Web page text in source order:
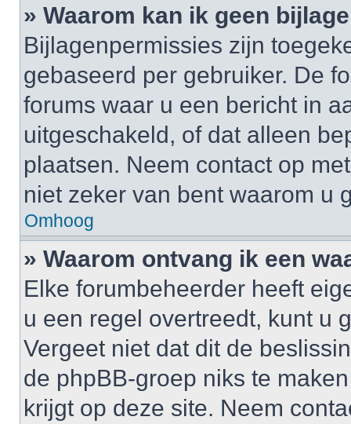
» Waarom kan ik geen
Bijlagenpermissies zijn
gebaseerd per gebruiker. De
forums waar u een bericht in
uitgeschakeld, of dat alleen
plaatsen. Neem contact op
niet zeker van bent waarom u
Omhoog
» Waarom ontvang ik een
Elke forumbeheerder heeft
u een regel overtreedt, kunt u
Vergeet niet dat dit de
de phpBB-groep niks te
krijgt op deze site. Neem